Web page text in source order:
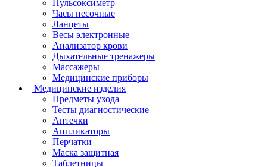
Пульсоксиметр
Часы песочные
Ланцеты
Весы электронные
Анализатор крови
Дыхательные тренажеры
Массажеры
Медицинские приборы
Медицинские изделия
Предметы ухода
Тесты диагностические
Аптечки
Аппликаторы
Перчатки
Маска защитная
Таблетницы